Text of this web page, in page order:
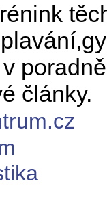
články.